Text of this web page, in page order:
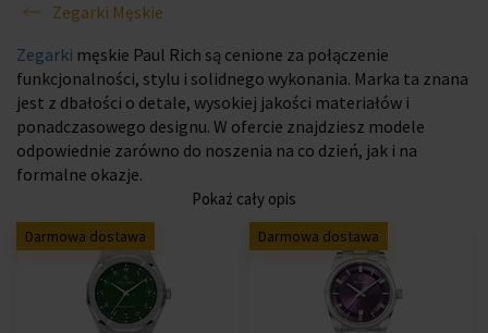
Zegarki Męskie
Zegarki męskie Paul Rich są cenione za połączenie
funkcjonalności, stylu i solidnego wykonania. Marka ta znana
jest z dbałości o detale, wysokiej jakości materiałów i
ponadczasowego designu. W ofercie znajdziesz modele
odpowiednie zarówno do noszenia na co dzień, jak i na
formalne okazje.
Pokaż cały opis
Darmowa dostawa Darmowa dostawa